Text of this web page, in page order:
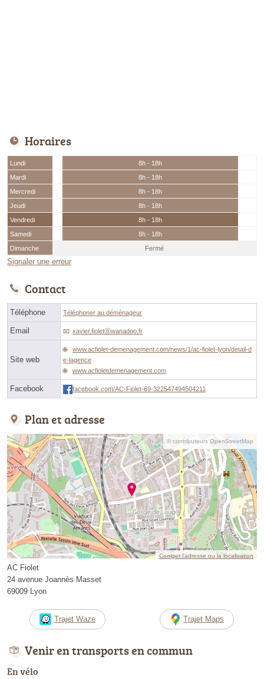
Horaires
Lundi
8h - 18h
Mardi
8h - 18h
Mercredi
8h - 18h
Jeudi
8h - 18h
Vendredi
8h - 18h
Samedi
8h - 18h
Dimanche
Fermé
Signaler une erreur
Contact
Téléphone Téléphoner au déménageur
Email xavier.fioletⓐwanadoo.fr
Site web
www.acfiolet-demenagement.com/news/1/ac-fiolet-lyon/detail-d
e-lagence
www.acfioletdemenagement.com
Facebook facebook.com/AC-Fiolet-69-322547494504211
Plan et adresse
© contributeurs OpenStreetMap
Corriger l’adresse ou la localisation
AC Fiolet
24 avenue Joannès Masset
69009 Lyon
Trajet Waze Trajet Maps
Venir en transports en commun
En vélo